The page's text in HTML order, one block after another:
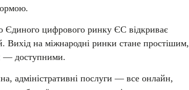
Єдиного цифрового ринку ЄС відкриває
Вихід на міжнародні ринки стане простішим,
— доступними.
адміністративні послуги — все онлайн,